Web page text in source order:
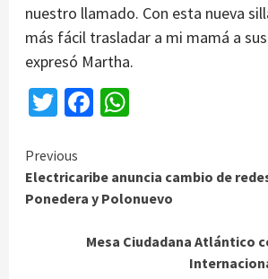
nuestro llamado. Con esta nueva
más fácil trasladar a mi mamá a
expresó Martha.
TwitterFacebook
Continue
Reading
Previous
Electricaribe anuncia cambio de
Ponedera y Polonuevo
Mesa Ciudadana Atlántico